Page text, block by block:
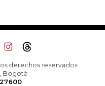
derechos reservados.
Bogotá